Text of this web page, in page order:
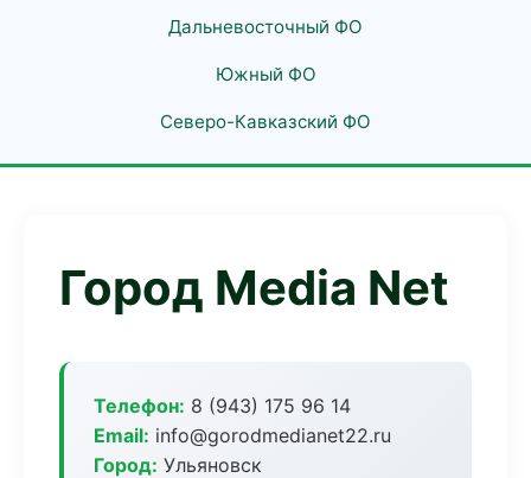
Дальневосточный ФО
Южный ФО
Северо-Кавказский ФО
Город Media Net
Телефон: 8 (943) 175 96 14
Email: info@gorodmedianet22.ru
Город: Ульяновск